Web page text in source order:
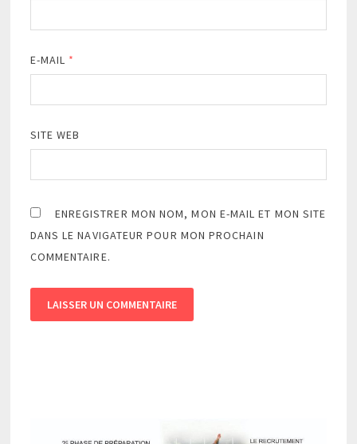
E-MAIL *
SITE WEB
ENREGISTRER MON NOM, MON E-MAIL ET MON SITE
DANS LE NAVIGATEUR POUR MON PROCHAIN
COMMENTAIRE.